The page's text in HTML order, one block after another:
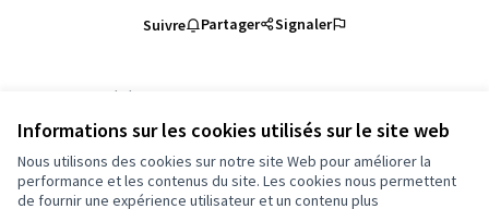
Informations sur les cookies utilisés sur le site web
Nous utilisons des cookies sur notre site Web pour améliorer la
performance et les contenus du site. Les cookies nous permettent
de fournir une expérience utilisateur et un contenu plus
Suivre Partager Signaler
Référence : grandnancy-PROP-2024-11-4978
voir les autres versions
Vérifiez l'empreinte numérique
Conditions d'utilisation